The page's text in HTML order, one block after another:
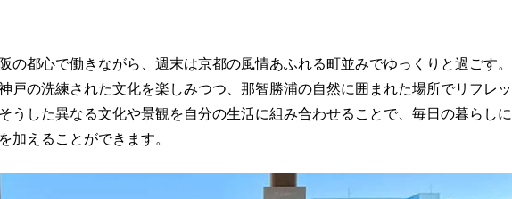
の都心で働きながら、週末は京都の風情あふれる町並みでゆっくりと過ごす。
戸の洗練された文化を楽しみつつ、那智勝浦の自然に囲まれた場所でリフレッ
うした異なる文化や景観を自分の生活に組み合わせることで、毎日の暮らしに
加えることができます。